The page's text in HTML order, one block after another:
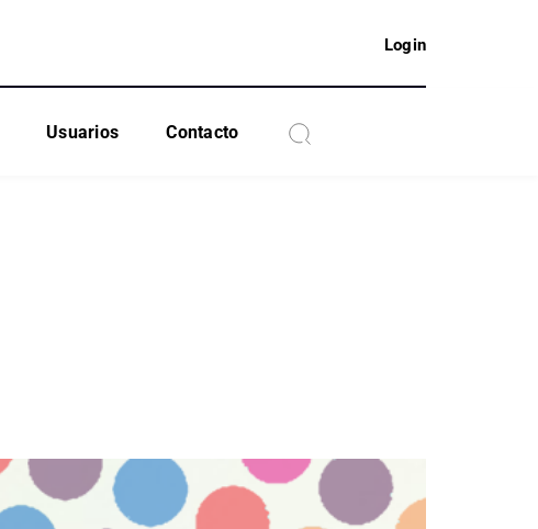
Login
Usuarios Contacto